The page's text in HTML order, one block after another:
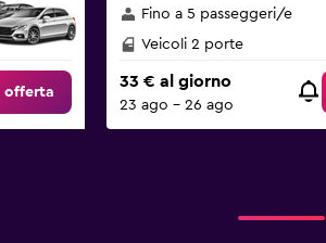
offerta
Fino a 5 passeggeri/e
Veicoli 2 porte
33 € al giorno
23 ago - 26 ago